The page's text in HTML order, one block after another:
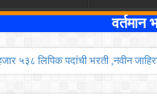
वर्तमान
५३८ लिपिक पदांची भरती ,नवीन